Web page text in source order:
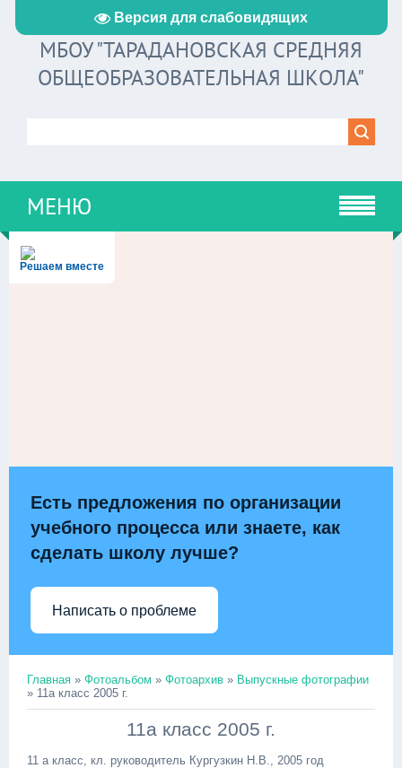
Версия для слабовидящих
МБОУ "ТАРАДАНОВСКАЯ СРЕДНЯЯ
ОБЩЕОБРАЗОВАТЕЛЬНАЯ ШКОЛА"
МЕНЮ
Решаем вместе
Есть предложения по организации
учебного процесса или знаете, как
сделать школу лучше?
Написать о проблеме
Главная » Фотоальбом » Фотоархив » Выпускные фотографии
» 11а класс 2005 г.
11а класс 2005 г.
11 а класс, кл. руководитель Кургузкин Н.В., 2005 год